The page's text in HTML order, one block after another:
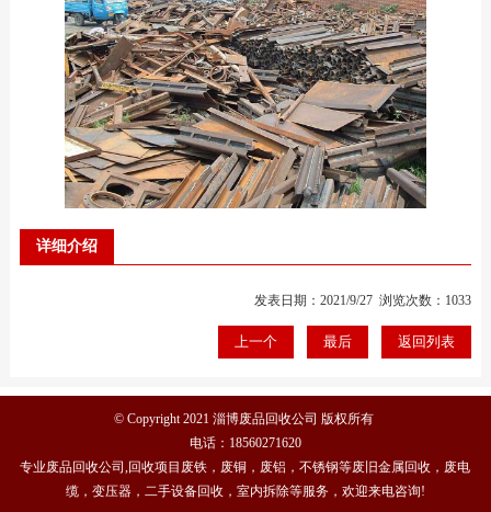
详细介绍
发表日期：2021/9/27 浏览次数：1033
上一个 最后 返回列表
© Copyright 2021 淄博废品回收公司 版权所有
电话： 18560271620
专业废品回收公司,回收项目废铁，废铜，废铝，不锈钢等废旧金属回收，废电
缆，变压器，二手设备回收，室内拆除等服务，欢迎来电咨询!